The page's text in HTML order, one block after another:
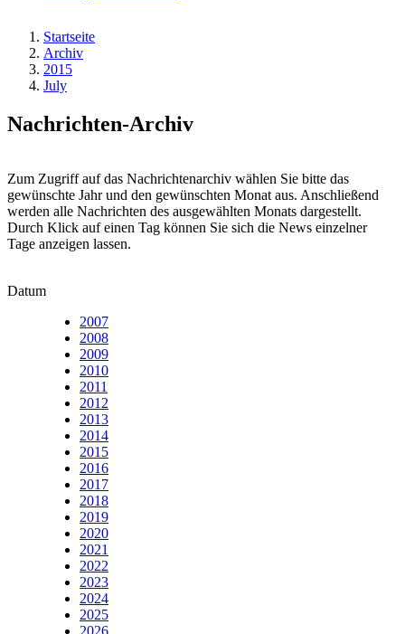
Pfadnavigation
Startseite
Archiv
2015
July
Nachrichten-Archiv
Zum Zugriff auf das Nachrichtenarchiv wählen Sie bitte das
gewünschte Jahr und den gewünschten Monat aus. Anschließend
werden alle Nachrichten des ausgewählten Monats dargestellt.
Durch Klick auf einen Tag können Sie sich die News einzelner
Tage anzeigen lassen.
Datum
2007
2008
2009
2010
2011
2012
2013
2014
2015
2016
2017
2018
2019
2020
2021
2022
2023
2024
2025
2026